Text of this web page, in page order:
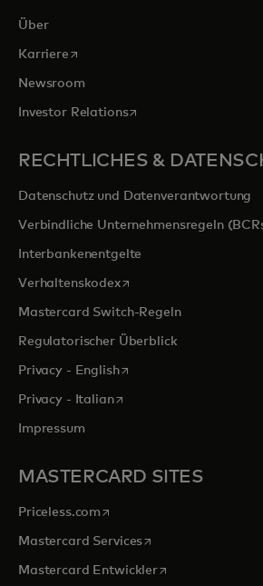
Über
Karrierewird in einer neuen
Newsroom
Investor Relationswird in einer neuen
RECHTLICHES &
Datenschutz und Datenverantwortung
Verbindliche Unternehmensregeln
Interbankenentgelte
Verhaltenskodexwird in einer neuen
Mastercard Switch-Regeln
Regulatorischer Überblick
Privacy - Englishwird in einer neuen
Privacy - Italianwird in einer neuen
Impressum
MASTERCARD SITES
Priceless.com wird in einer neuen
Mastercard Serviceswird in einer neuen
Mastercard Entwicklerwird in einer